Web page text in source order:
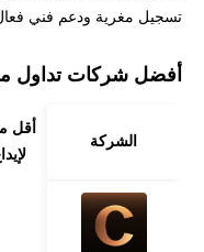
تسجيل مغرية ودعم فني
أفضل شركات تداول
الشركة
أقل